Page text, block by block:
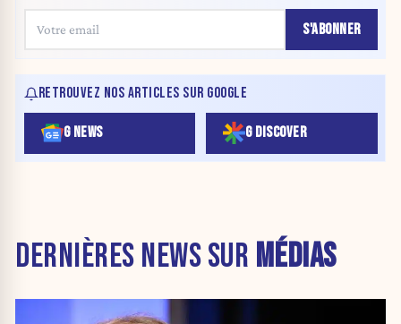
S'ABONNER
RETROUVEZ NOS ARTICLES SUR GOOGLE
G NEWS G DISCOVER
DERNIÈRES NEWS SUR MÉDIAS